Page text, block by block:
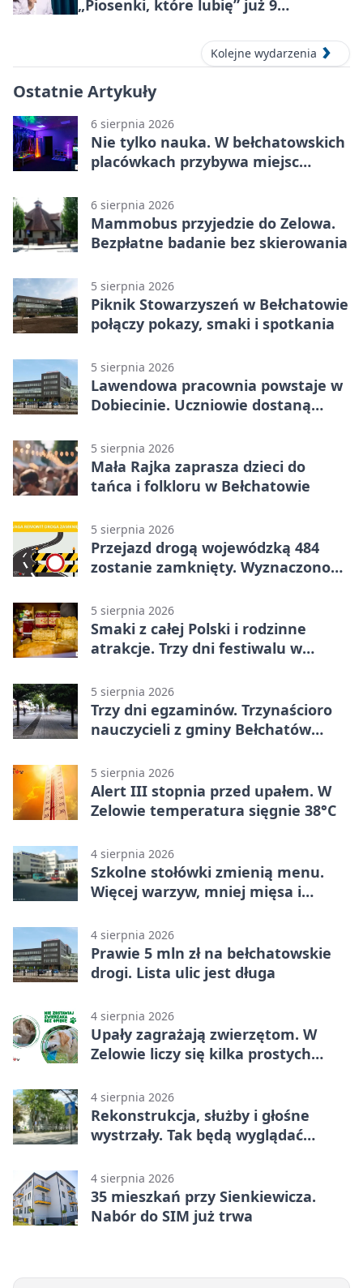
„Piosenki, które lubię” już 9
Kolejne wydarzenia
Ostatnie Artykuły
6 sierpnia 2026
Nie tylko nauka. W bełchatowskich
placówkach przybywa miejsc
6 sierpnia 2026
Mammobus przyjedzie do Zelowa.
Bezpłatne badanie bez skierowania
5 sierpnia 2026
Piknik Stowarzyszeń w Bełchatowie
połączy pokazy, smaki i spotkania
5 sierpnia 2026
Lawendowa pracownia powstaje w
Dobiecinie. Uczniowie dostaną
5 sierpnia 2026
Mała Rajka zaprasza dzieci do
tańca i folkloru w Bełchatowie
5 sierpnia 2026
Przejazd drogą wojewódzką 484
zostanie zamknięty. Wyznaczono
5 sierpnia 2026
Smaki z całej Polski i rodzinne
atrakcje. Trzy dni festiwalu w
5 sierpnia 2026
Trzy dni egzaminów. Trzynaścioro
nauczycieli z gminy Bełchatów
5 sierpnia 2026
Alert III stopnia przed upałem. W
Zelowie temperatura sięgnie 38°C
4 sierpnia 2026
Szkolne stołówki zmienią menu.
Więcej warzyw, mniej mięsa i
4 sierpnia 2026
Prawie 5 mln zł na bełchatowskie
drogi. Lista ulic jest długa
4 sierpnia 2026
Upały zagrażają zwierzętom. W
Zelowie liczy się kilka prostych
4 sierpnia 2026
Rekonstrukcja, służby i głośne
wystrzały. Tak będą wyglądać
4 sierpnia 2026
35 mieszkań przy Sienkiewicza.
Nabór do SIM już trwa